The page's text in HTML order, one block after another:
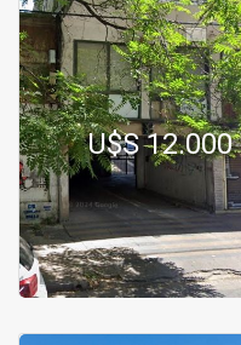
U$S 12.000